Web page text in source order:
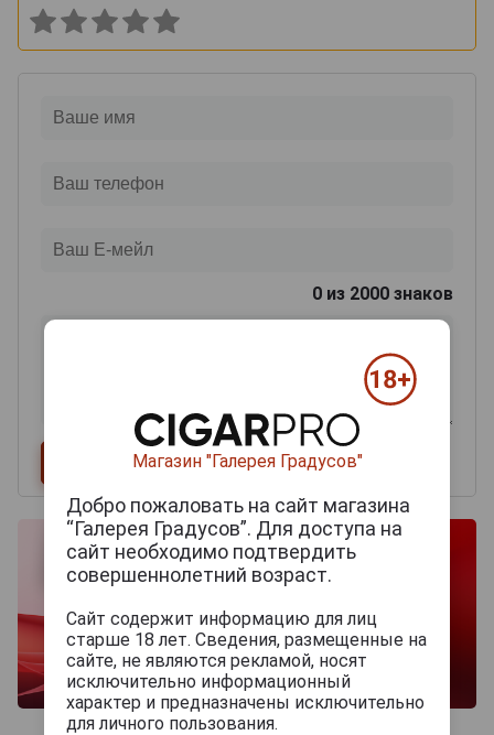
0 из 2000 знаков
Магазин "Галерея Градусов"
Добро пожаловать на сайт магазина
“Галерея Градусов”. Для доступа на
сайт необходимо подтвердить
совершеннолетний возраст.
Сайт содержит информацию для лиц
старше 18 лет. Сведения, размещенные на
сайте, не являются рекламой, носят
исключительно информационный
характер и предназначены исключительно
для личного пользования.